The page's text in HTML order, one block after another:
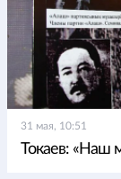
31 мая, 10:51
Токаев: «Наш